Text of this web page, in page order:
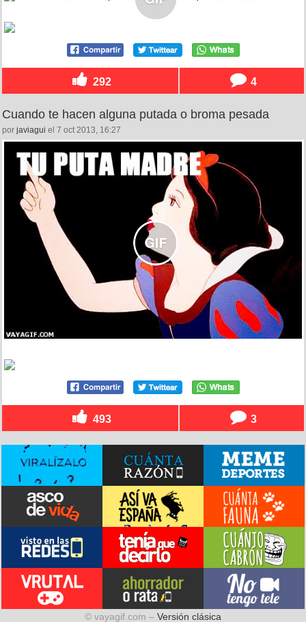
292 4
Cuando te hacen alguna putada o broma pesada
por javiagui el 7 oct 2013, 16:27
493 3
© vayagif.com – Versión clásica